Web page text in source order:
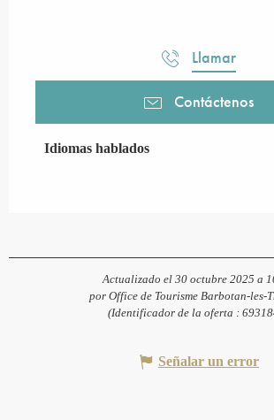
Llamar
Contáctenos
Idiomas hablados
Idiomas hablados
Actualizado el 30 octubre 2025 a
por Office de Tourisme Barbotan-les-
(Identificador de la oferta :
Señalar un error